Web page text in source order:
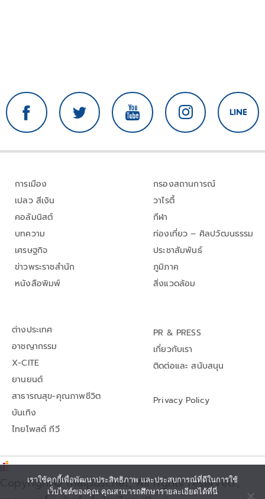
การเมือง
เปลว สีเงิน
คอลัมนิสต์
บทความ
เศรษฐกิจ
ข่าวพระราชสำนัก
หนังสือพิมพ์
กรองสถานการณ์
วาไรตี้
กีฬา
ท่องเที่ยว – ศิลปวัฒนธรรม
ประชาสัมพันธ์
ภูมิภาค
สิ่งแวดล้อม
ต่างประเทศ
อาชญากรรม
X-CITE
ยานยนต์
สาธารณสุข-คุณภาพชีวิต
บันเทิง
ไทยโพสต์ ทีวี
PR & PRESS
เกี่ยวกับเรา
ติดต่อและ สนับสนุน
Privacy Policy
Copyright© thaipost.net, All rights reserved.,
เราใช้คุกกี้เพื่อพัฒนาประสิทธิภาพ และประสบการณ์ที่ดีในการใช้
เว็บไซต์ของคุณ คุณสามารถศึกษารายละเอียดได้ที่นี่